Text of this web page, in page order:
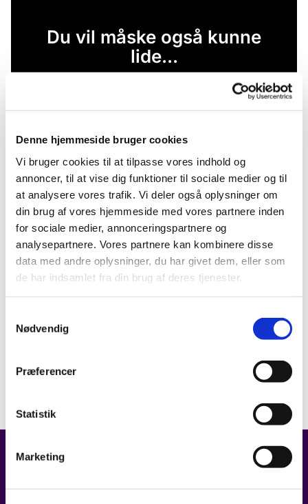
Denne hjemmeside bruger cookies
Vi bruger cookies til at tilpasse vores indhold og
annoncer, til at vise dig funktioner til sociale medier og til
at analysere vores trafik. Vi deler også oplysninger om
din brug af vores hjemmeside med vores partnere inden
for sociale medier, annonceringspartnere og
analysepartnere. Vores partnere kan kombinere disse
data med andre oplysninger, du har givet dem, eller som
de har indsamlet fra din brug af deres tjenester.
Nødvendig
Præferencer
Statistik
Marketing
Du vil måske også kunne
lide...